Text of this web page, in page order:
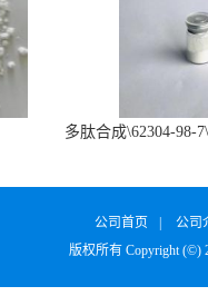
多肽合成\62304-98-
公司首页
公司
版权所有 Copyright (©)